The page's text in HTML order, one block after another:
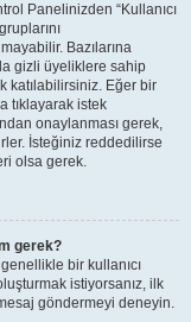
Panelinizden “Kullanıcı
Bazılarına
gizli üyeliklere sahip
katılabilirsiniz. Eğer bir
tıklayarak istek
onaylanması gerek,
İsteğiniz reddedilirse
olsa gerek.
gerek?
bir kullanıcı
istiyorsanız, ilk
göndermeyi deneyin.